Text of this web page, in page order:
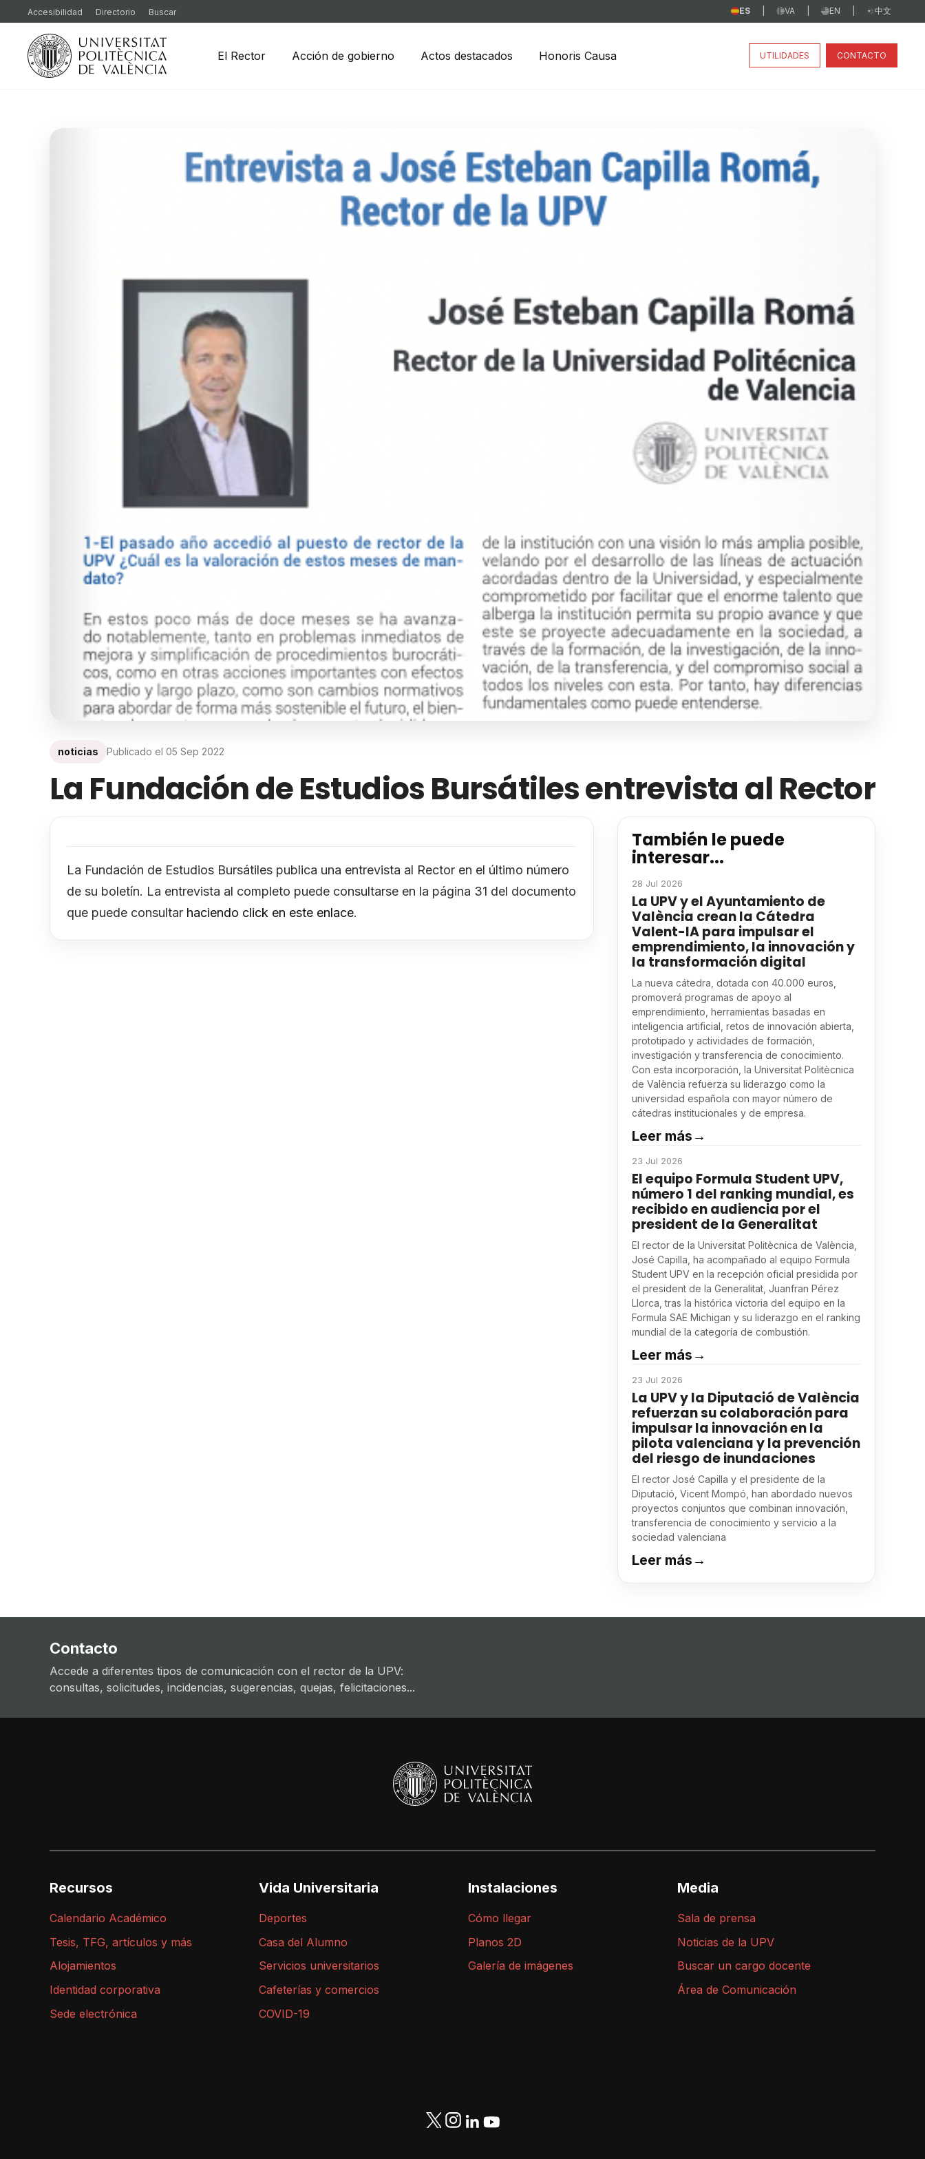
Accesibilidad Directorio Buscar ES VA EN 中文
El Rector Acción de gobierno Actos destacados Honoris Causa UTILIDADES CONTACTO
noticias Publicado el 05 Sep 2022
La Fundación de Estudios Bursátiles entrevista al Rector
La Fundación de Estudios Bursátiles publica una entrevista al Rector en el último número
de su boletín. La entrevista al completo puede consultarse en la página 31 del documento
que puede consultar haciendo click en este enlace.
También le puede
interesar...
28 Jul 2026
La UPV y el Ayuntamiento de
València crean la Cátedra
Valent-IA para impulsar el
emprendimiento, la innovación y
la transformación digital
La nueva cátedra, dotada con 40.000 euros,
promoverá programas de apoyo al
emprendimiento, herramientas basadas en
inteligencia artificial, retos de innovación abierta,
prototipado y actividades de formación,
investigación y transferencia de conocimiento.
Con esta incorporación, la Universitat Politècnica
de València refuerza su liderazgo como la
universidad española con mayor número de
cátedras institucionales y de empresa.
Leer más →
23 Jul 2026
El equipo Formula Student UPV,
número 1 del ranking mundial, es
recibido en audiencia por el
president de la Generalitat
El rector de la Universitat Politècnica de València,
José Capilla, ha acompañado al equipo Formula
Student UPV en la recepción oficial presidida por
el president de la Generalitat, Juanfran Pérez
Llorca, tras la histórica victoria del equipo en la
Formula SAE Michigan y su liderazgo en el ranking
mundial de la categoría de combustión.
Leer más →
23 Jul 2026
La UPV y la Diputació de València
refuerzan su colaboración para
impulsar la innovación en la
pilota valenciana y la prevención
del riesgo de inundaciones
El rector José Capilla y el presidente de la
Diputació, Vicent Mompó, han abordado nuevos
proyectos conjuntos que combinan innovación,
transferencia de conocimiento y servicio a la
sociedad valenciana
Leer más →
Contacto
Accede a diferentes tipos de comunicación con el rector de la UPV:
consultas, solicitudes, incidencias, sugerencias, quejas, felicitaciones...
Recursos
Calendario Académico
Tesis, TFG, artículos y más
Alojamientos
Identidad corporativa
Sede electrónica
Vida Universitaria
Deportes
Casa del Alumno
Servicios universitarios
Cafeterías y comercios
COVID-19
Instalaciones
Cómo llegar
Planos 2D
Galería de imágenes
Media
Sala de prensa
Noticias de la UPV
Buscar un cargo docente
Área de Comunicación